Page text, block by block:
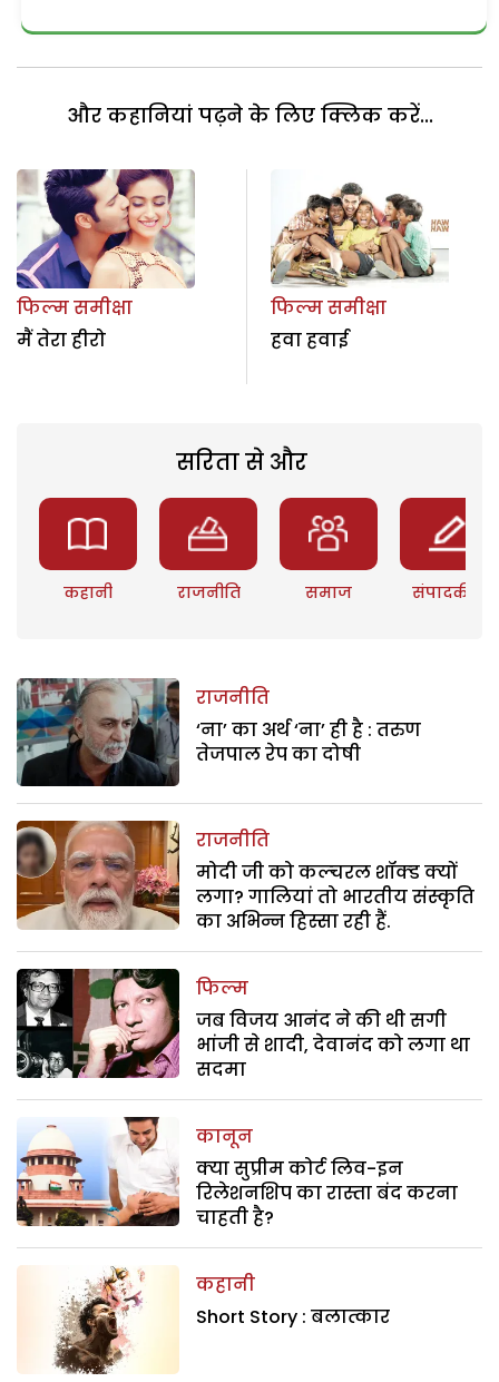
और कहानियां पढ़ने के लिए क्लिक करें...
फिल्म समीक्षा
मैं तेरा हीरो
फिल्म समीक्षा
हवा हवाई
सरिता से और
कहानी राजनीति समाज संपादकीय
राजनीति
‘ना’ का अर्थ ‘ना’ ही है : तरुण
तेजपाल रेप का दोषी
राजनीति
मोदी जी को कल्चरल शॉक्ड क्यों
लगा? गालियां तो भारतीय संस्कृति
का अभिन्न हिस्सा रही हैं.
फिल्म
जब विजय आनंद ने की थी सगी
भांजी से शादी, देवानंद को लगा था
सदमा
कानून
क्या सुप्रीम कोर्ट लिव-इन
रिलेशनशिप का रास्ता बंद करना
चाहती है?
कहानी
Short Story : बलात्कार